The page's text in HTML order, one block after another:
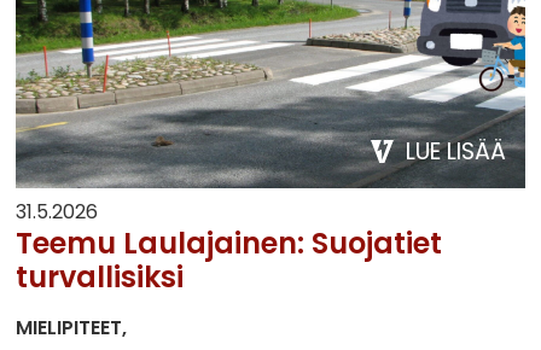
LUE LISÄÄ
31.5.2026
Teemu Laulajainen: Suojatiet
turvallisiksi
MIELIPITEET